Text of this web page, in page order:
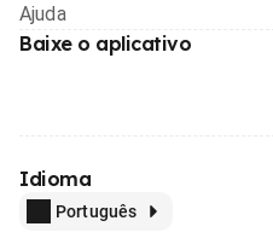
Ajuda
Baixe o aplicativo
Idioma
Português